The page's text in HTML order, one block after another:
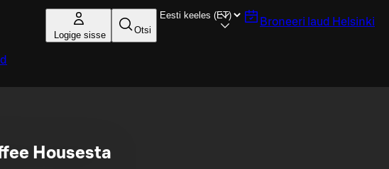
Logige sisse Otsi
Broneeri laud Helsinki
Housesta